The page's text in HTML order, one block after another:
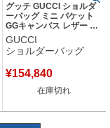
グッチ GUCCI ショルダ
ーバッグ ミニ バケット
GGキャンバス レザー ベ
ージュ×ブラウン シャン
パンゴールド金具 茶
782919 【保存袋】 【中
GUCCI
ショルダーバッグ
¥154,840
在庫切れ